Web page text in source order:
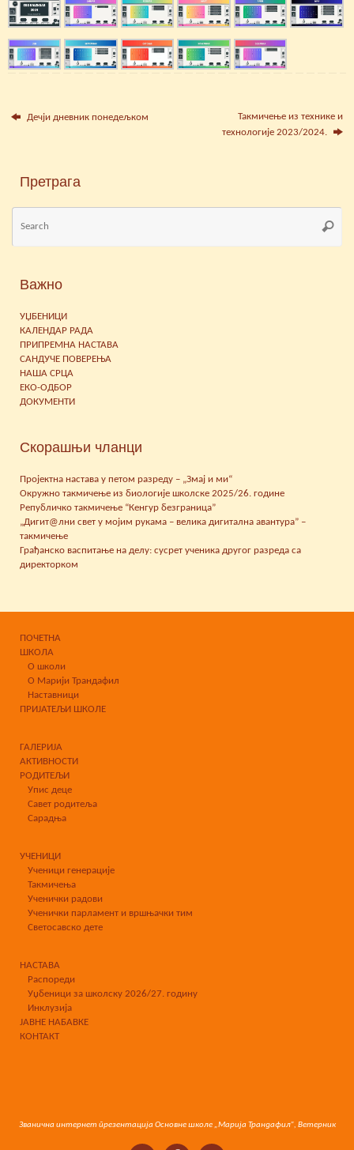
Дечји дневник понедељком
Такмичење из технике и
технологије 2023/2024.
Претрага
Важно
УЏБЕНИЦИ
КАЛЕНДАР РАДА
ПРИПРЕМНА НАСТАВА
САНДУЧЕ ПОВЕРЕЊА
НАША СРЦА
ЕКО-ОДБОР
ДОКУМЕНТИ
Скорашњи чланци
Пројектна настава у петом разреду – „Змај и ми“
Окружно такмичење из биологије школске 2025/26. године
Републичко такмичење “Кенгур безграница”
„Дигит@лни свет у мојим рукама – велика дигитална авантура” –
такмичење
Грађанско васпитање на делу: сусрет ученика другог разреда са
директорком
ПОЧЕТНА
ШКОЛА
О школи
О Марији Трандафил
Наставници
ПРИЈАТЕЉИ ШКОЛЕ
ГАЛЕРИЈА
АКТИВНОСТИ
РОДИТЕЉИ
Упис деце
Савет родитеља
Сарадња
УЧЕНИЦИ
Ученици генерације
Такмичења
Ученички радови
Ученички парламент и вршњачки тим
Светосавско дете
НАСТАВА
Распореди
Уџбеници за школску 2026/27. годину
Инклузија
ЈАВНЕ НАБАВКЕ
КОНТАКТ
Званична интернет презентација Основне школе „Марија Трандафил”, Ветерник